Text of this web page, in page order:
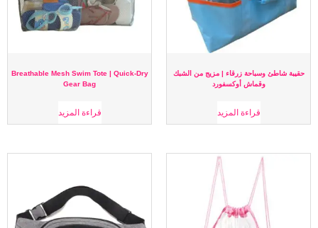
حقيبة شاطئ وسباحة زرقاء | مزيج من الشبك
وقماش أوكسفورد
قراءة المزيد
Breathable Mesh Swim Tote | Quick-Dry
Gear Bag
قراءة المزيد